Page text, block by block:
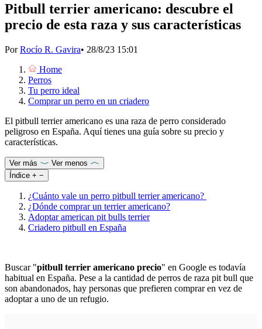
Pitbull terrier americano: descubre el
precio de esta raza y sus características
PorRocío R. Gavira• 28/8/23 15:01
Home
Perros
Tu perro ideal
Comprar un perro en un criadero
El pitbull terrier americano es una raza de perro considerado
peligroso en España. Aquí tienes una guía sobre su precio y
características.
Ver más
Ver menos
Índice + −
¿Cuánto vale un perro pitbull terrier americano?
¿Dónde comprar un terrier americano?
Adoptar american pit bulls terrier
Criadero pitbull en España
Buscar "pitbull terrier americano precio" en Google es todavía
habitual en España. Pese a la cantidad de perros de raza pit bull que
son abandonados, hay personas que prefieren comprar en vez de
adoptar a uno de un refugio.